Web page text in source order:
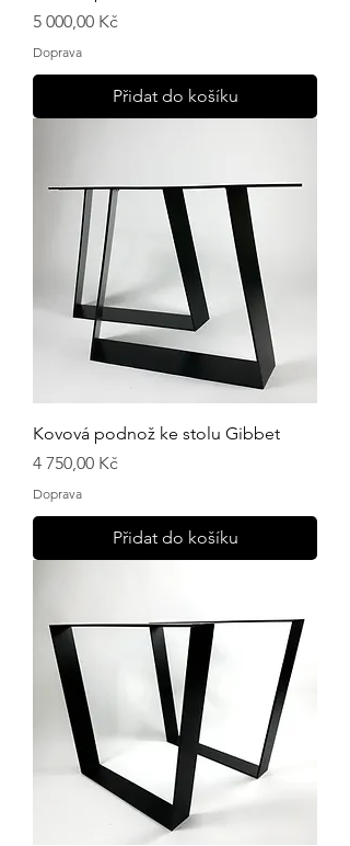
Cena
5 000,00 Kč
Doprava
Přidat do košíku
Kovová podnož ke stolu Gibbet
Cena
4 750,00 Kč
Doprava
Přidat do košíku